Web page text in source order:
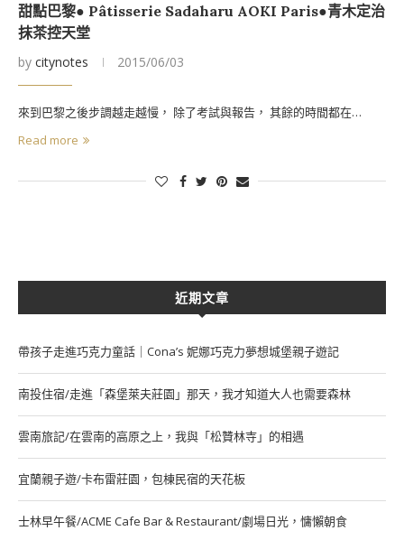
甜點巴黎● Pâtisserie Sadaharu AOKI Paris●青木定治
抹茶控天堂
by citynotes 2015/06/03
來到巴黎之後步調越走越慢， 除了考試與報告， 其餘的時間都在…
Read more
近期文章
帶孩子走進巧克力童話｜Cona’s 妮娜巧克力夢想城堡親子遊記
南投住宿/走進「森堡萊夫莊園」那天，我才知道大人也需要森林
雲南旅記/在雲南的高原之上，我與「松贊林寺」的相遇
宜蘭親子遊/卡布雷莊園，包棟民宿的天花板
士林早午餐/ACME Cafe Bar & Restaurant/劇場日光，慵懶朝食